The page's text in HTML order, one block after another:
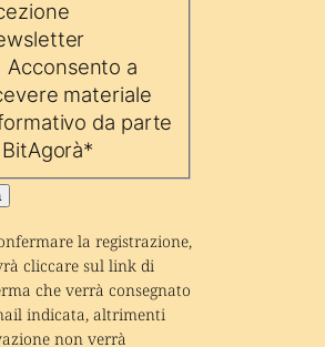
Acconsento a
materiale
da parte
*
la registrazione,
cliccare sul link di
che verrà consegnato
indicata, altrimenti
non verrà